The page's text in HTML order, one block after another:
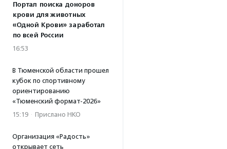
Портал поиска доноров
крови для животных
«Одной Крови» заработал
по всей России
16:53
В Тюменской области прошел
кубок по спортивному
ориентированию
«Тюменский формат-2026»
15:19 · Прислано НКО
Организация «Радость»
открывает сеть